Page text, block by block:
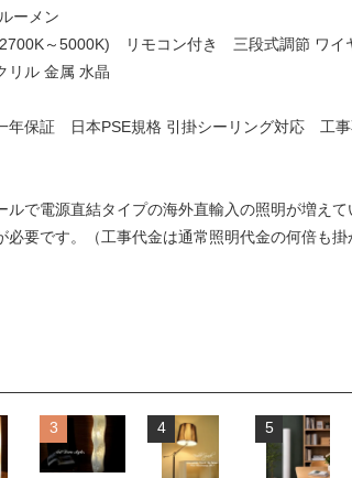
ーメン
～5000K) リモコン付き 三段式調節 ワイ
ル 金属 水晶
年保証 日本PSE規格 引掛シーリング対応 工
ルで電源直結タイプの海外直輸入の照明が増え
必要です。（工事代金は通常照明代金の何倍も掛
3 4 5